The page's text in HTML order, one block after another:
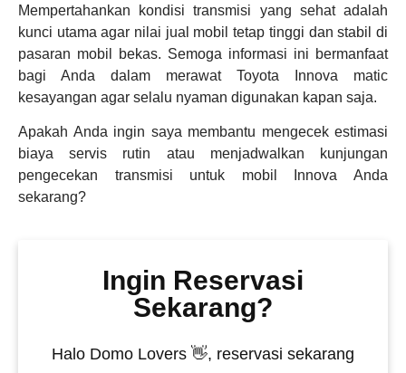
Mempertahankan kondisi transmisi yang sehat adalah
kunci utama agar nilai jual mobil tetap tinggi dan stabil di
pasaran mobil bekas. Semoga informasi ini bermanfaat
bagi Anda dalam merawat Toyota Innova matic
kesayangan agar selalu nyaman digunakan kapan saja.
Apakah Anda ingin saya membantu mengecek estimasi
biaya servis rutin atau menjadwalkan kunjungan
pengecekan transmisi untuk mobil Innova Anda
sekarang?
Ingin Reservasi
Sekarang?
Halo Domo Lovers 👋, reservasi sekarang